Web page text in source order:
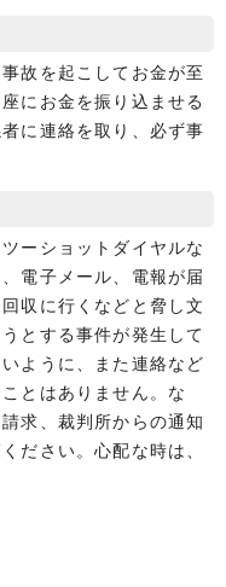
故を起こしてお金が至
にお金を振り込ませる
に連絡を取り、必ず事
ーショットダイヤルな
電子メール、電報が届
収に行くなどと脅し文
とする事件が発生して
ように、また連絡など
とはありません。な
求、裁判所からの通知
ださい。心配な時は、